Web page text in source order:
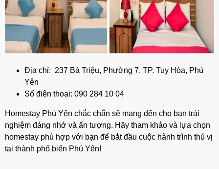
Địa chỉ: 237 Bà Triệu, Phường 7, TP. Tuy Hòa, Phú
Yên
Số điện thoại: 090 284 10 04
Homestay Phú Yên chắc chắn sẽ mang đến cho bạn trải
nghiệm đáng nhớ và ấn tượng. Hãy tham khảo và lựa chọn
homestay phù hợp với bạn để bắt đầu cuộc hành trình thú vị
tại thành phố biển Phú Yên!